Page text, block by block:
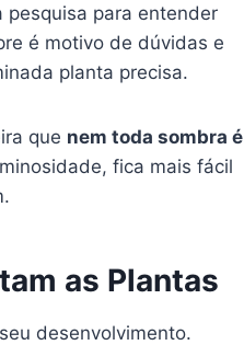
pesquisa para entender
é motivo de dúvidas e
planta precisa.
que nem toda sombra é
fica mais fácil
as Plantas
desenvolvimento.